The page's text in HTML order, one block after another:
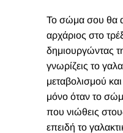
Το σώμα σου θα
αρχάριος στο
δημιουργώντας
γνωρίζεις το
μεταβολισμού
μόνο όταν το
που νιώθεις
επειδή το